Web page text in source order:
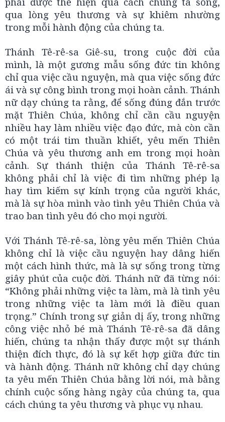
qua lòng yêu thương và sự khiêm nhường
trong mỗi hành động của chúng ta.
Thánh Tê-rê-sa Giê-su, trong cuộc đời của
mình, là một gương mẫu sống đức tin không
chỉ qua việc cầu nguyện, mà qua việc sống đức
ái và sự công bình trong mọi hoàn cảnh. Thánh
nữ dạy chúng ta rằng, để sống đúng đắn trước
mặt Thiên Chúa, không chỉ cần cầu nguyện
nhiều hay làm nhiều việc đạo đức, mà còn cần
có một trái tim thuần khiết, yêu mến Thiên
Chúa và yêu thương anh em trong mọi hoàn
cảnh. Sự thánh thiện của Thánh Tê-rê-sa
không phải chỉ là việc đi tìm những phép lạ
hay tìm kiếm sự kính trọng của người khác,
mà là sự hòa mình vào tình yêu Thiên Chúa và
trao ban tình yêu đó cho mọi người.
Với Thánh Tê-rê-sa, lòng yêu mến Thiên Chúa
không chỉ là việc cầu nguyện hay dâng hiến
một cách hình thức, mà là sự sống trong từng
giây phút của cuộc đời. Thánh nữ đã từng nói:
“Không phải những việc ta làm, mà là tình yêu
trong những việc ta làm mới là điều quan
trọng.” Chính trong sự giản dị ấy, trong những
công việc nhỏ bé mà Thánh Tê-rê-sa đã dâng
hiến, chúng ta nhận thấy được một sự thánh
thiện đích thực, đó là sự kết hợp giữa đức tin
và hành động. Thánh nữ không chỉ dạy chúng
ta yêu mến Thiên Chúa bằng lời nói, mà bằng
chính cuộc sống hàng ngày của chúng ta, qua
cách chúng ta yêu thương và phục vụ nhau.